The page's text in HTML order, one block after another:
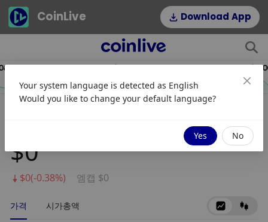
CoinLive Download App
2.64%
1.16%
$0
$0(-0.38%) 엠캡 $0
가격 시가총액
Your system language is detected as English
Would you like to change your default language?
Yes No